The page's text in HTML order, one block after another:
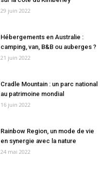
29 juin 2022
Hébergements en Australie :
camping, van, B&B ou auberges ?
21 juin 2022
Cradle Mountain : un parc national
au patrimoine mondial
16 juin 2022
Rainbow Region, un mode de vie
en synergie avec la nature
24 mai 2022